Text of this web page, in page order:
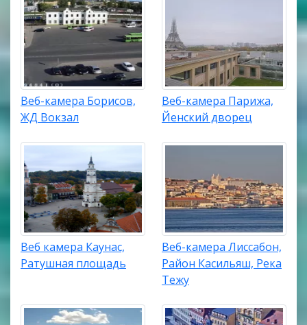
Веб-камера Борисов,
ЖД Вокзал
Веб-камера Парижа,
Йенский дворец
Веб камера Каунас,
Ратушная площадь
Веб-камера Лиссабон,
Район Касильяш, Река
Тежу